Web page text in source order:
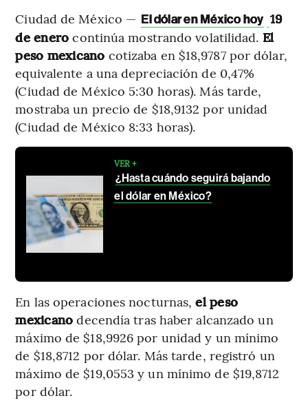
Ciudad de México — El dólar en México hoy 19
de enero continúa mostrando volatilidad. El
peso mexicano cotizaba en $18,9787 por dólar,
equivalente a una depreciación de 0,47%
(Ciudad de México 5:30 horas). Más tarde,
mostraba un precio de $18,9132 por unidad
(Ciudad de México 8:33 horas).
VER +
¿Hasta cuándo seguirá bajando
el dólar en México?
En las operaciones nocturnas,el peso
mexicano decendía tras haber alcanzado un
máximo de $18,9926 por unidad y un mínimo
de $18,8712 por dólar. Más tarde, registró un
máximo de $19,0553 y un mínimo de $19,8712
por dólar.